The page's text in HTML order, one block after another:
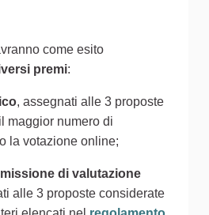
come esito
premi:
, assegnati alle 3 proposte
maggior numero di
la votazione online;
di valutazione
alle 3 proposte considerate